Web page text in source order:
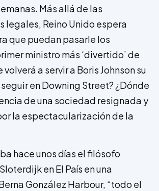
Más allá de las
legales, Reino Unido espera
que puedan pasarle los
ministro más ‘divertido’ de
volverá a servir a Boris Johnson su
en Downing Street? ¿Dónde
de una sociedad resignada y
la espectacularización de la
hace unos días el filósofo
en El País en una
González Harbour, “todo el